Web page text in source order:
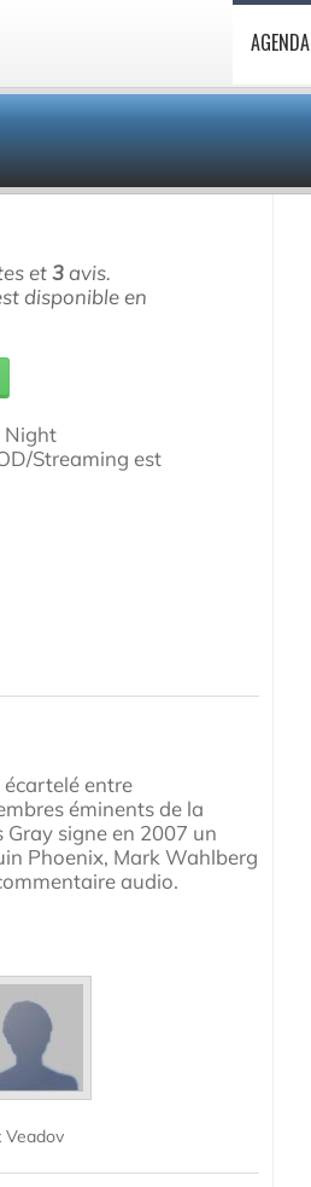
AGENDA
et3 avis.
disponible en
Night
Streaming est
écartelé entre
éminents de la
signe en 2007 un
Phoenix, Mark Wahlberg
audio.
Veadov